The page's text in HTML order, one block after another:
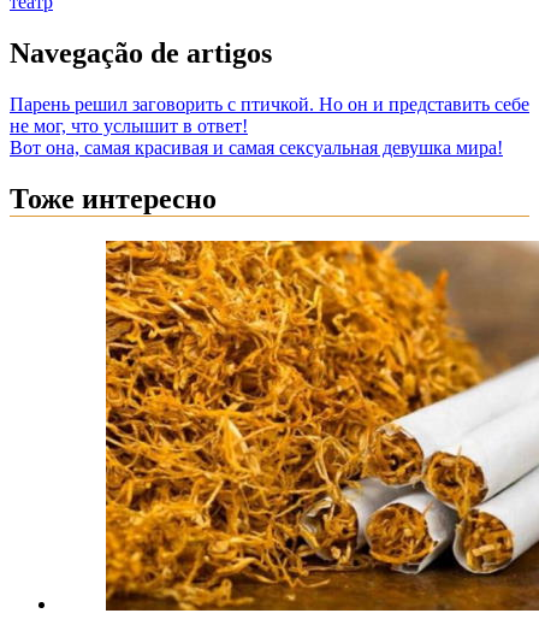
Navegação de artigos
Парень решил заговорить с птичкой. Но он и представить себе
не мог, что услышит в ответ!
Вот она, самая красивая и самая сексуальная девушка мира!
Тоже интересно